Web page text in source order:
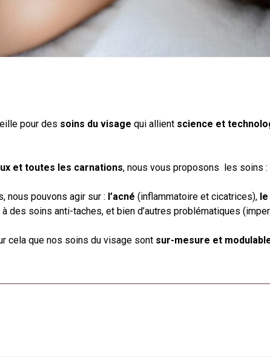
pour des soins du visage qui allient science et
et toutes les carnations, nous vous proposons les soins
nous pouvons agir sur : l’acné (inflammatoire et cicatrices),
à des soins anti-taches, et bien d’autres problématiques
cela que nos soins du visage sont sur-mesure et